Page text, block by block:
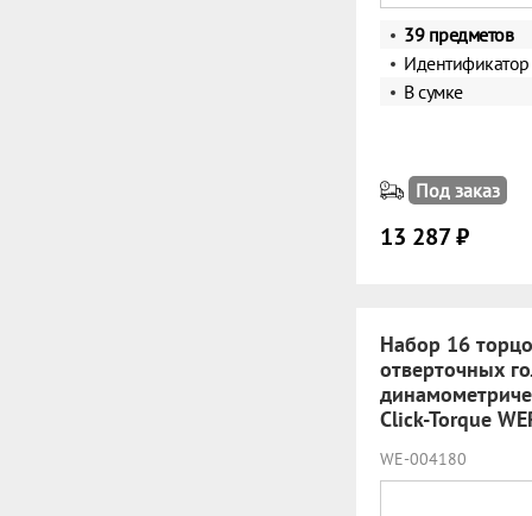
39 предметов
Идентификатор
В сумке
Под заказ
13 287 ₽
Набор 16
отверточных
Click-Torque
WE-004180